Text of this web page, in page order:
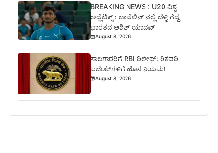
BREAKING NEWS : U20 ವಿಶ್ವ
ಅಥ್ಲೆಟಿಕ್ಸ್‌ : ಜಾವೆಲಿನ್ ನಲ್ಲಿ ಬೆಳ್ಳಿ ಗೆದ್ದ
ಭಾರತದ ಆಶಿಶ್ ಯಾದವ್
August 8, 2026
ಸಾಲಗಾರರಿಗೆ RBI ರಿಲೀಫ್‌: ರಿಕವರಿ
ಏಜೆಂಟ್‌ಗಳಿಗೆ ಹೊಸ ನಿಯಮ!
August 8, 2026